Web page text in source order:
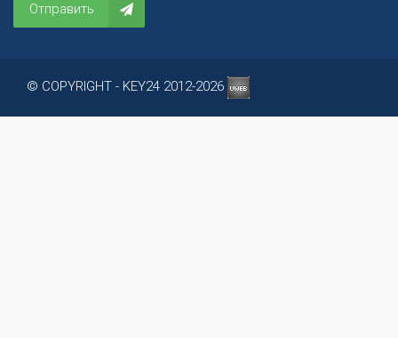
Отправить
© COPYRIGHT - KEY24 2012-2026